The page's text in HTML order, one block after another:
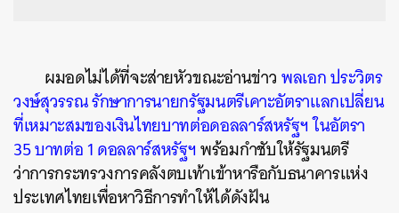
ผมอดไม่ได้ที่จะส่ายหัวขณะอ่านข่าวพลเอก ประวิตร
วงษ์สุวรรณ รักษาการนายกรัฐมนตรีเคาะอัตราแลกเปลี่ยน
ที่เหมาะสมของเงินไทยบาทต่อดอลลาร์สหรัฐฯ ในอัตรา
35 บาทต่อ 1 ดอลลาร์สหรัฐฯพร้อมกำชับให้รัฐมนตรี
ว่าการกระทรวงการคลังตบเท้าเข้าหารือกับธนาคารแห่ง
ประเทศไทยเพื่อหาวิธีการทำให้ได้ดังฝัน